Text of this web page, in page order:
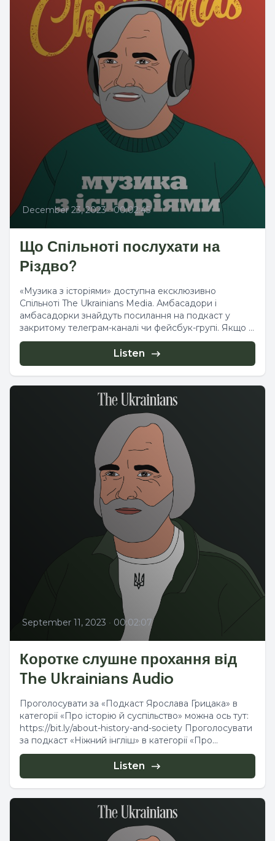
December 23, 2023 • 00:02:45
Що Спільноті послухати на
Різдво?
«Музика з історіями» доступна ексклюзивно
Спільноті The Ukrainians Media. Амбасадори і
амбасадорки знайдуть посилання на подкаст у
закритому телеграм-каналі чи фейсбук-групі. Якщо ж
ви...
Listen
September 11, 2023 • 00:02:07
Коротке слушне прохання від
The Ukrainians Audio
Проголосувати за «⁠Подкаст Ярослава Грицака⁠» в
категорії «Про історію й суспільство» можна ось тут:
⁠⁠https://bit.ly/about-history-and-society⁠⁠ Проголосувати
за подкаст «⁠⁠⁠Ніжний інгліш⁠⁠⁠» в категорії «Про
здоровʼя...
Listen